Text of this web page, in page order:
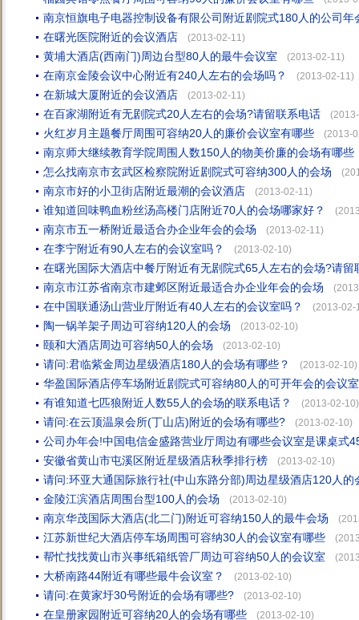
南京恒旗电子电器控制设备有限公司附近剧院式180人的公司年
在曙光医院附近的会议酒店
(2013-02-11)
黄埔大酒店(西南门)周边台型80人的最牛会议室 (2013-02-11)
在南京金陵会议中心附近有240人左右的会场吗？ (2013-02-11)
在新城大厦附近的会议酒店 (2013-02-11)
在百家湖附近有无剧院式20人左右的会场?请留联系电话
火红岁月主题餐厅周围可容纳20人的廉价会议室有哪些 (2013-
南京师大继续教育学院周围人数150人的物美价廉的会场有哪些
怎么找南京市玄武区检察院附近剧院式可容纳300人的会场
南京市好的小卫街店附近最潮的会议酒店 (2013-02-11)
谁知道回味鸭血粉丝汤高楼门店附近70人的会场哪家好？
南京市五一桥附近最适合办企业年会的会场 (2013-02-11)
在李宁附近有90人左右的会议室吗？ (2013-02-10)
在曙光国际大酒店中餐厅附近有无剧院式65人左右的会场?请留
南京市江苏省南京市建邺区附近最适合办企业年会的会场
在中国联通汤山营业厅附近有40人左右的会议室吗？ (2013-02-
陶一锅羊架子周边可容纳120人的会场 (2013-02-10)
颐和大酒店周边可容纳50人的会场 (2013-02-10)
请问:君临紫金周边星级酒店180人的会场有哪些？ (2013-02-10)
华盈国际酒店停车场附近剧院式可容纳80人的可开年会的会议室
有谁知道七匹狼附近人数55人的会场的联系电话？
(2013-02-10)
请问:在云顶温泉会所(丁山店)附近的会场有哪些? (2013-02-10)
公司办年会!中国电信金盛路营业厅周边有哪些会议室是课桌式
安徽省黄山市屯溪区附近星级酒店秋季排行榜
(2013-02-10)
请问:环亚大通国际旅行社(中山东路分部)周边星级酒店120人的
金陵江滨酒店周围台型100人的会场
(2013-02-10)
南京华茂国际大酒店(北二门)附近可容纳150人的最牛会场
江苏新世纪大酒店停车场周围可容纳30人的会议室有哪些
帮忙找找黄山市兴事纸箱纸管厂周边可容纳50人的会议室
大桥南路44附近有哪些最牛会议室？ (2013-02-10)
请问:在黄家圩30号附近的会场有哪些? (2013-02-10)
在皇册家园附近可容纳20人的会场有哪些 (2013-02-10)